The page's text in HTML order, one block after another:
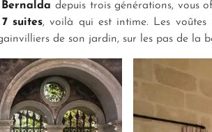
Bernalda depuis trois générations, vous
suites, voilà qui est intime. Les voûtes
de son jardin, sur les pas de la